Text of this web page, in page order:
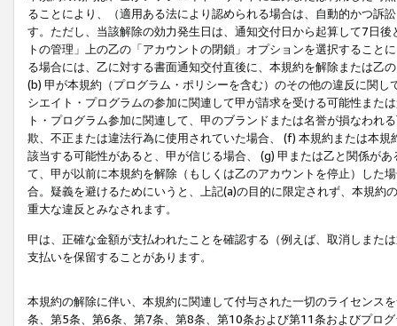
ることにより、（適用ある法により認められる場合は、自動的かつ訴
す。ただし、当該解除の効力発生日は、通知交付日から起算して7日
トの管理」上の乙の「アカウントの閉鎖」オプションを選択するこ
る場合には、乙に対する書面通知交付直後に、本規約を解除または乙
(b) 甲が本規約（プログラム・ポリシーを含む）のその他の違反に関
シエイト・プログラムの参加に関連して甲が請求を受ける可能性また
ト・プログラム参加に関連して、甲のブランドまたは名誉が損なわれ
欺、不正または違法行為に使用されていた場合、 (f) 本規約または本
該当する可能性があると、甲が信じる場合、 (g) 甲または乙と関係が
て、甲が以前に本規約を解除（もしくは乙のアカウントを停止）した
合。疑義を避けるためにいうと、上記(a)の目的に限定されず、本規
重大な違反とみなされます。
甲は、正確な金額が支払われたことを確認する（例えば、取消しまた
支払いを保留することがあります。
本規約の解除に伴い、本規約に関連して付与された一切のライセンス
条、第5条、第6条、第7条、第8条、第10条および第11条およびプロ